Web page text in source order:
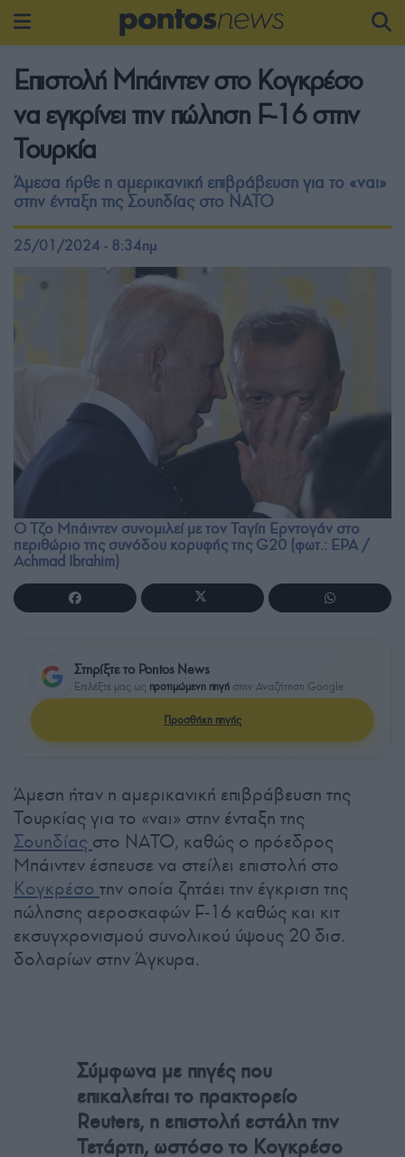
Επιστολή Μπάιντεν στο Κογκρέσο
να εγκρίνει την πώληση F-16 στην
Τουρκία
Άμεσα ήρθε η αμερικανική επιβράβευση για το «ναι»
στην ένταξη της Σουηδίας στο ΝΑΤΟ
25/01/2024 - 8:34πμ
Ο Τζο Μπάιντεν συνομιλεί με τον Ταγίπ Ερντογάν στο
περιθώριο της συνόδου κορυφής της G20 (φωτ.: EPA /
Achmad Ibrahim)
Στηρίξτε το Pontos News
Επιλέξτε μας ως προτιμώμενη πηγή στην Αναζήτηση Google
Προσθήκη πηγής
Άμεση ήταν η αμερικανική επιβράβευση της
Τουρκίας για το «ναι» στην ένταξη της
Σουηδίας στο ΝΑΤΟ, καθώς ο πρόεδρος
Μπάιντεν έσπευσε να στείλει επιστολή στο
Κογκρέσο την οποία ζητάει την έγκριση της
πώλησης αεροσκαφών F-16 καθώς και κιτ
εκσυγχρονισμού συνολικού ύψους 20 δισ.
δολαρίων στην Άγκυρα.
Σύμφωνα με πηγές που
επικαλείται το πρακτορείο
Reuters, η επιστολή εστάλη την
Τετάρτη, ωστόσο το Κογκρέσο